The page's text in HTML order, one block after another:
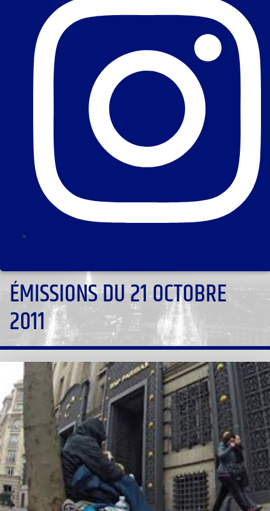
ÉMISSIONS DU 21 OCTOBRE
2011